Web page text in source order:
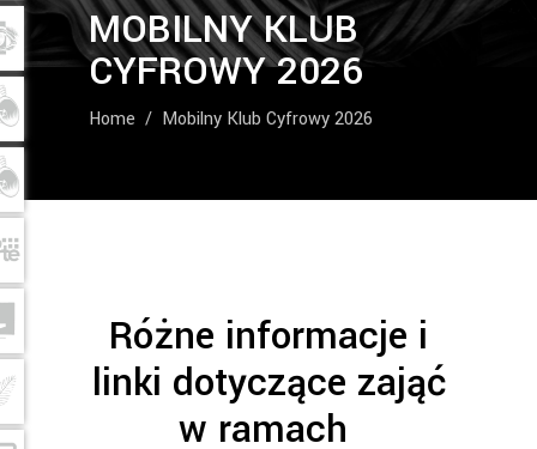
MOBILNY KLUB
CYFROWY 2026
Home / Mobilny Klub Cyfrowy 2026
Różne informacje i
linki dotyczące zająć
w ramach